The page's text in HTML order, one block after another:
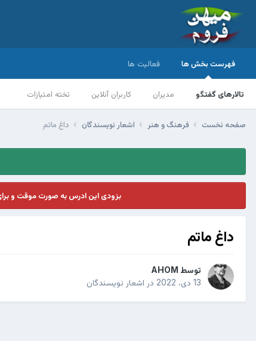
فهرست بخش ها
تالارهای گفتگو مدیران کاربران آنلاین تخته امتیازات
فعالیت ها
صفحه نخست فرهنگ و هنر اشعار نویسندگان داغ ماتم
بزودی این ادرس به صورت موقت و
داغ ماتم
توسط AHOM
13 دی، 2022
در اشعار نویسندگان